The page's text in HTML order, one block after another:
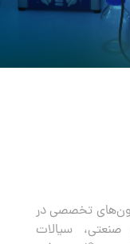
تخصصی در
صنعتی، سیالات